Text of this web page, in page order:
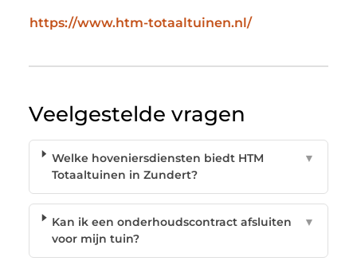
https://www.htm-totaaltuinen.nl/
Veelgestelde vragen
Welke hoveniersdiensten biedt HTM
Totaaltuinen in Zundert?
▼
Kan ik een onderhoudscontract afsluiten
voor mijn tuin?
▼